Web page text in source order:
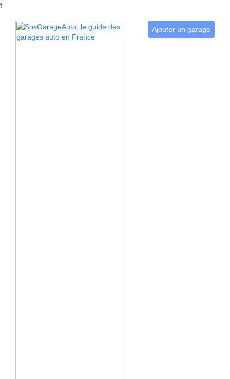
f
Ajouter un garage